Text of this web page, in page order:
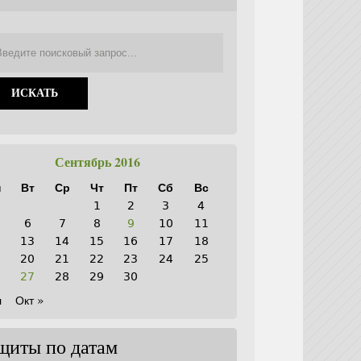
Сентябрь 2016
Вт Ср Чт Пт Сб
Вс
1
2 3
4
6 7 8 9 10
11
13 14 15 16 17
18
20 21 22 23 24
25
27 28 29
30
Окт »
по датам